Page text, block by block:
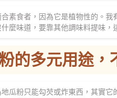
素食者，因為它是植物性的。
麼味道，要靠其他調味料提味，
的多元用途，
瓜粉只能勾芡或炸東西，其實